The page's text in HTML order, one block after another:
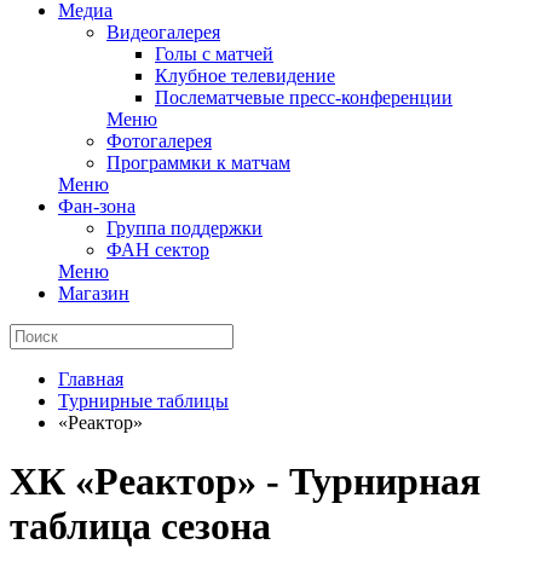
Медиа
Видеогалерея
Голы с матчей
Клубное телевидение
Послематчевые пресс-конференции
Меню
Фотогалерея
Программки к матчам
Меню
Фан-зона
Группа поддержки
ФАН сектор
Меню
Магазин
Главная
Турнирные таблицы
«Реактор»
ХК «Реактор» - Турнирная
таблица сезона